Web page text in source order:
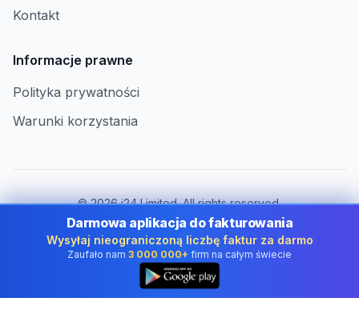
Kontakt
Informacje prawne
Polityka prywatności
Warunki korzystania
©2026i24 Limited. All rights reserved.
Dla firm w Poland
Zmień kraj:
Poland
Darmowa aplikacja do fakturowania
Wysyłaj nieograniczoną liczbę faktur za darmo
Zaufało nam 3 000 000+ firm na całym świecie